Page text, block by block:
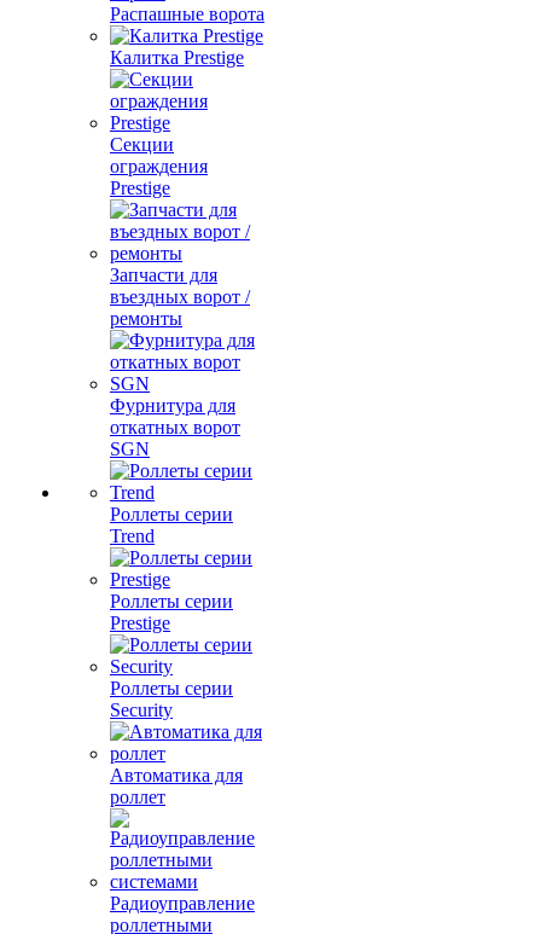
Распашные ворота
Калитка Prestige
Секции
ограждения
Prestige
Запчасти для
въездных ворот /
ремонты
Фурнитура для
откатных ворот
SGN
Роллеты серии
Trend
Роллеты серии
Prestige
Роллеты серии
Security
Автоматика для
роллет
Радиоуправление
роллетными